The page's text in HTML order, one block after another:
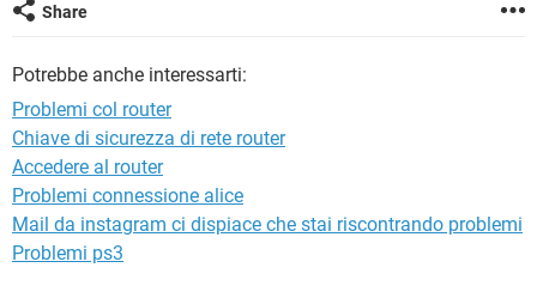
Share
Potrebbe anche interessarti:
Problemi col router
Chiave di sicurezza di rete router
Accedere al router
Problemi connessione alice
Mail da instagram ci dispiace che stai riscontrando problemi
Problemi ps3